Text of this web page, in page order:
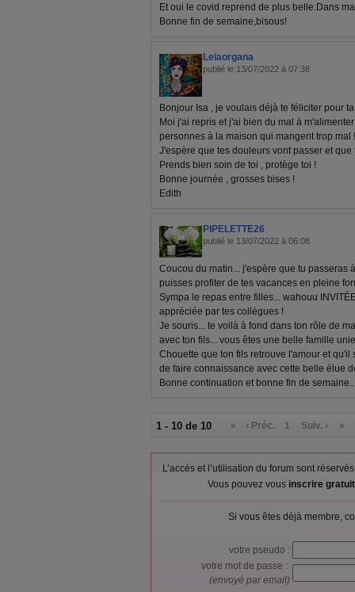
Et oui le covid reprend de plus belle.Dans
Bonne fin de semaine,bisous!
Leiaorgana
publié le 13/07/2022 à 07:38
Bonjour Isa , je voulais déjà te féliciter pour
Moi j'ai repris et j'ai bien du mal à
personnes à la maison qui mangent trop mal !
J'espère que tes douleurs vont passer et que
Prends bien soin de toi , protège toi !
Bonne journée , grosses bises !
Edith
PIPELETTE26
publié le 13/07/2022 à 06:08
Coucou du matin... j'espère que tu passeras
puisses profiter de tes vacances en pleine
Sympa le repas entre filles... wahouu
appréciée par tes collègues !
Je souris... te voilà à fond dans ton rôle de
avec ton fils... vous êtes une belle famille
Chouette que ton fils retrouve l'amour et qu'il
de faire connaissance avec cette belle élue
Bonne continuation et bonne fin de
1 - 10 de 10 « ‹ Préc. 1 Suiv. › »
L’accès et l’utilisation du forum sont
Vous pouvez vous inscrire
Si vous êtes déjà membre,
votre pseudo :
votre mot de passe :
(envoyé par email)